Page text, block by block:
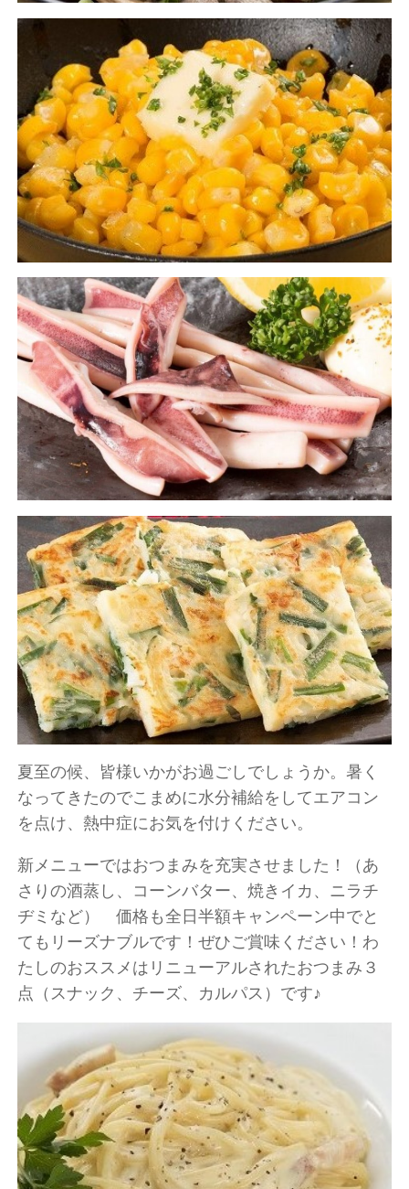
夏至の候、皆様いかがお過ごしでしょうか。暑く
なってきたのでこまめに水分補給をしてエアコン
を点け、熱中症にお気を付けください。
新メニューではおつまみを充実させました！（あ
さりの酒蒸し、コーンバター、焼きイカ、ニラチ
ヂミなど） 価格も全日半額キャンペーン中でと
てもリーズナブルです！ぜひご賞味ください！わ
たしのおススメはリニューアルされたおつまみ３
点（スナック、チーズ、カルパス）です♪